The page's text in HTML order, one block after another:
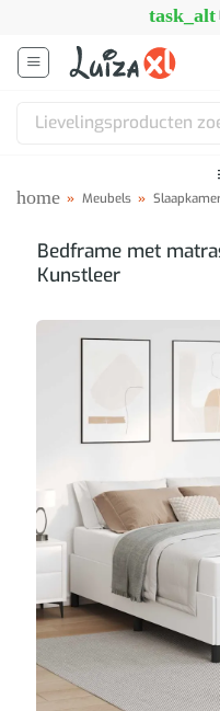
inhoud
task_alt
Zoeken
home » Meubels »
Bedframe met
Kunstleer